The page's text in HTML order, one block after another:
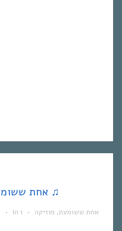
♫ אחת ששומעת #70 | 4/11/12 | רגעים ♫
• In אחת ששומעת, מוזיקה •
1